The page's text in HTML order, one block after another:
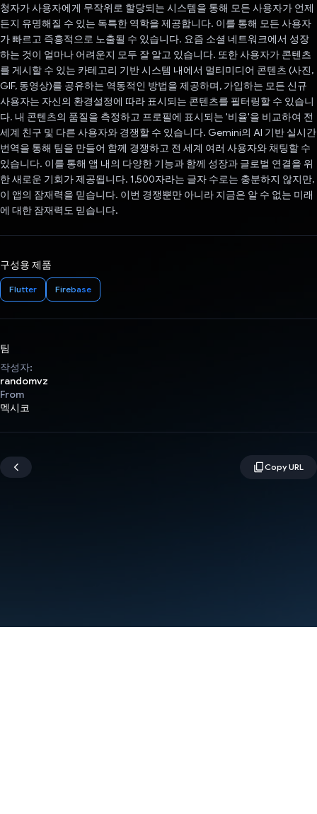
청자가 사용자에게 무작위로 할당되는 시스템을 통해 모든 사용자가 언제
든지 유명해질 수 있는 독특한 역학을 제공합니다. 이를 통해 모든 사용자
가 빠르고 즉흥적으로 노출될 수 있습니다. 요즘 소셜 네트워크에서 성장
하는 것이 얼마나 어려운지 모두 잘 알고 있습니다. 또한 사용자가 콘텐츠
를 게시할 수 있는 카테고리 기반 시스템 내에서 멀티미디어 콘텐츠 (사진,
GIF, 동영상)를 공유하는 역동적인 방법을 제공하며, 가입하는 모든 신규
사용자는 자신의 환경설정에 따라 표시되는 콘텐츠를 필터링할 수 있습니
다. 내 콘텐츠의 품질을 측정하고 프로필에 표시되는 '비율'을 비교하여 전
세계 친구 및 다른 사용자와 경쟁할 수 있습니다. Gemini의 AI 기반 실시간
번역을 통해 팀을 만들어 함께 경쟁하고 전 세계 여러 사용자와 채팅할 수
있습니다. 이를 통해 앱 내의 다양한 기능과 함께 성장과 글로벌 연결을 위
한 새로운 기회가 제공됩니다. 1,500자라는 글자 수로는 충분하지 않지만,
이 앱의 잠재력을 믿습니다. 이번 경쟁뿐만 아니라 지금은 알 수 없는 미래
에 대한 잠재력도 믿습니다.
구성용 제품
Flutter Firebase
팀
작성자:
randomvz
From
멕시코